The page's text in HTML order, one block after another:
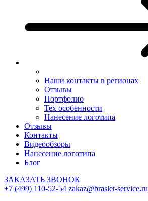
Наши контакты в регионах
Отзывы
Портфолио
Тех особенности
Нанесение логотипа
Отзывы
Контакты
Видеообзоры
Нанесение логотипа
Блог
ЗАКАЗАТЬ ЗВОНОК
+7 (499) 110-52-54 zakaz@braslet-service.ru